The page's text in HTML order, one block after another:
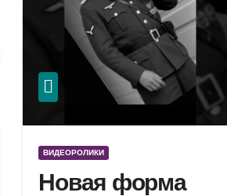
ВИДЕОРОЛИКИ
Новая форма